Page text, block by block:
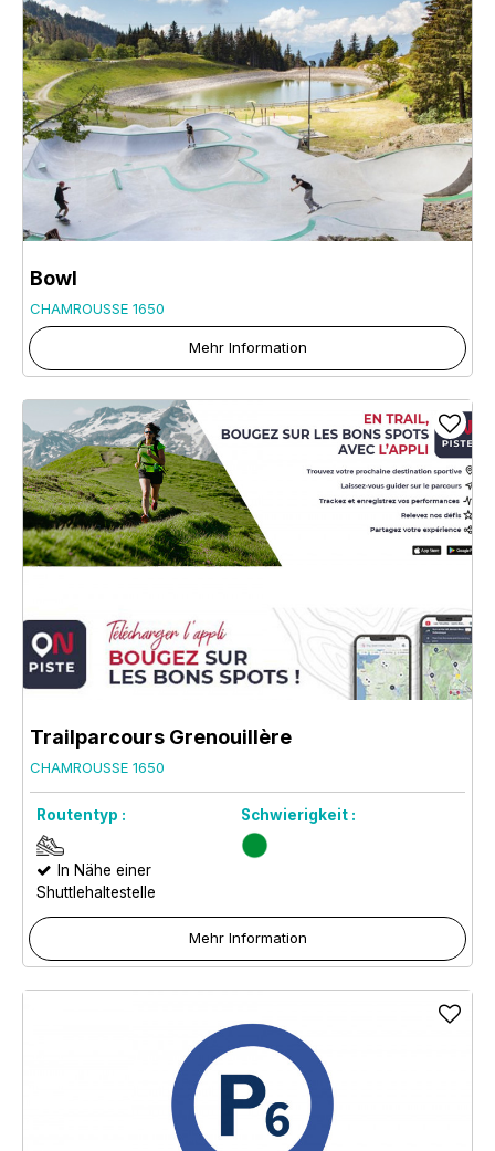
Bowl
CHAMROUSSE 1650
Mehr Information
Trailparcours Grenouillère
CHAMROUSSE 1650
Routentyp : Schwierigkeit :
In Nähe einer
Shuttlehaltestelle
Mehr Information